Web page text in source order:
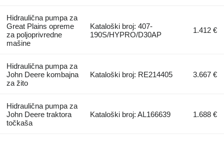
Hidraulična pumpa za
Great Plains opreme
za poljoprivredne
mašine
Kataloški broj: 407-
190S/HYPRO/D30AP
1.412 €
Hidraulična pumpa za
John Deere kombajna
za žito
Kataloški broj: RE214405 3.667 €
Hidraulična pumpa za
John Deere traktora
točkaša
Kataloški broj: AL166639 1.688 €